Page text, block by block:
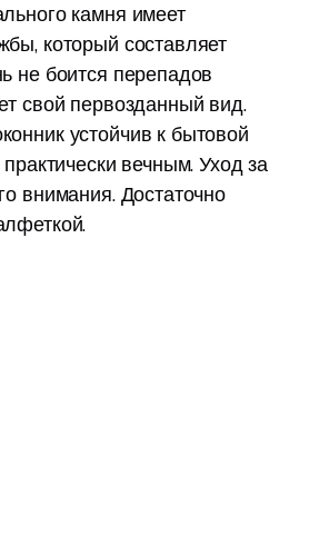
камня имеет
который составляет
не боится перепадов
свой первозданный вид.
устойчив к бытовой
вечным. Уход за
внимания. Достаточно